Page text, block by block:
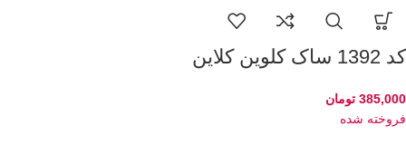
کد 1392 ساک کلوین کلاین
385,000 تومان
فروخته شده